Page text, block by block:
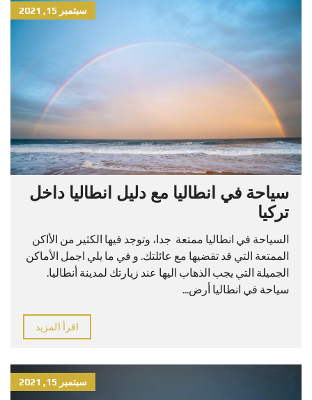
سبتمبر 15, 2021
سياحة في انطاليا مع دليل انطاليا داخل
تركيا
السياحة في انطاليا ممتعة جدا، وتوجد فيها الكثير من الأاكن
الممتعة التي قد تقضيها مع عائلتك. و في ما يلي اجمل الأماكن
الجميلة التي يجب الذهاب اليها عند زيارتك لمدينة أنطاليا.
سياحة في انطاليا أرض...
اقرأ المزيد
سبتمبر 15, 2021